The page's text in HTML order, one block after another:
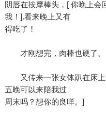
阴唇在按摩棒头，[ 你晚上会
我！].看来晚上又有
得吃了！
才刚想完，肉棒也硬了。
又传来一张女体趴在床上
五晚可以来陪我过
周末吗？想你的良咩。]
（三）